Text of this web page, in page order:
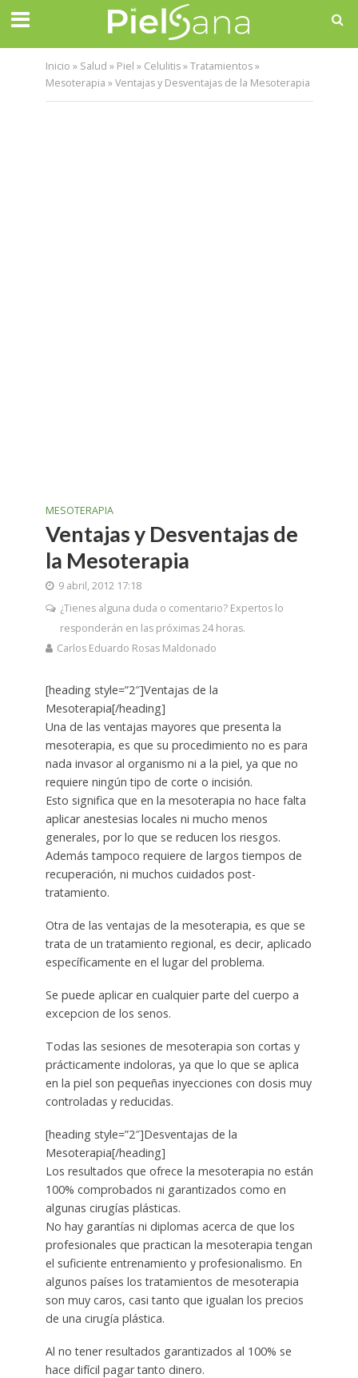
Inicio » Salud » Piel » Celulitis»Tratamientos»
Mesoterapia »Ventajas y Desventajas de la Mesoterapia
MESOTERAPIA
Ventajas y Desventajas de
la Mesoterapia
9 abril, 2012 17:18
¿Tienes alguna duda o comentario? Expertos lo
responderán en las próximas 24 horas.
Carlos Eduardo Rosas Maldonado
[heading style=”2″]Ventajas de la
Mesoterapia[/heading]
Una de las ventajas mayores que presenta la
mesoterapia, es que su procedimiento no es para
nada invasor al organismo ni a la piel, ya que no
requiere ningún tipo de corte o incisión.
Esto significa que en la mesoterapia no hace falta
aplicar anestesias locales ni mucho menos
generales, por lo que se reducen los riesgos.
Además tampoco requiere de largos tiempos de
recuperación, ni muchos cuidados post-
tratamiento.
Otra de las ventajas de la mesoterapia, es que se
trata de un tratamiento regional, es decir, aplicado
específicamente en el lugar del problema.
Se puede aplicar en cualquier parte del cuerpo a
excepcion de los senos.
Todas las sesiones de mesoterapia son cortas y
prácticamente indoloras, ya que lo que se aplica
en la piel son pequeñas inyecciones con dosis muy
controladas y reducidas.
[heading style=”2″]Desventajas de la
Mesoterapia[/heading]
Los resultados que ofrece la mesoterapia no están
100% comprobados ni garantizados como en
algunas cirugías plásticas.
No hay garantías ni diplomas acerca de que los
profesionales que practican la mesoterapia tengan
el suficiente entrenamiento y profesionalismo. En
algunos países los tratamientos de mesoterapia
son muy caros, casi tanto que igualan los precios
de una cirugía plástica.
Al no tener resultados garantizados al 100% se
hace difícil pagar tanto dinero.